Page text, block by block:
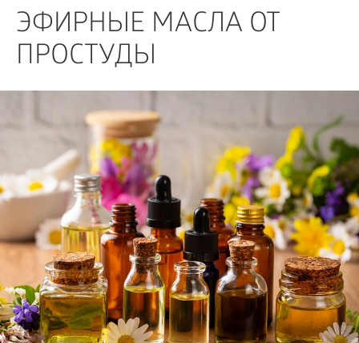
ЭФИРНЫЕ МАСЛА ОТ
ПРОСТУДЫ
КРАСОТА
ПСИХОЛОГИЯ
КАК?
БИЗНЕС